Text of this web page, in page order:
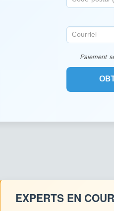
Paiement
EXPERTS EN